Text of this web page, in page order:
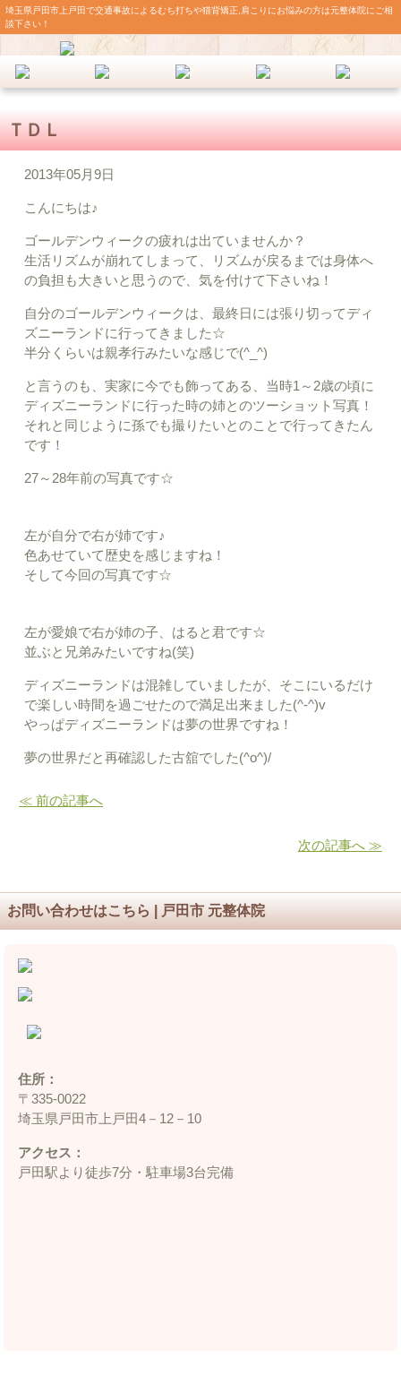
埼玉県戸田市上戸田で交通事故によるむち打ちや猫背矯正,肩こりにお悩みの方は元整体院にご相
談下さい！
ＴＤＬ
2013年05月9日
こんにちは♪
ゴールデンウィークの疲れは出ていませんか？
生活リズムが崩れてしまって、リズムが戻るまでは身体へ
の負担も大きいと思うので、気を付けて下さいね！
自分のゴールデンウィークは、最終日には張り切ってディ
ズニーランドに行ってきました☆
半分くらいは親孝行みたいな感じで(^_^)
と言うのも、実家に今でも飾ってある、当時1～2歳の頃に
ディズニーランドに行った時の姉とのツーショット写真！
それと同じように孫でも撮りたいとのことで行ってきたん
です！
27～28年前の写真です☆
左が自分で右が姉です♪
色あせていて歴史を感じますね！
そして今回の写真です☆
左が愛娘で右が姉の子、はると君です☆
並ぶと兄弟みたいですね(笑)
ディズニーランドは混雑していましたが、そこにいるだけ
で楽しい時間を過ごせたので満足出来ました(^-^)v
やっぱディズニーランドは夢の世界ですね！
夢の世界だと再確認した古舘でした(^o^)/
≪ 前の記事へ
次の記事へ ≫
お問い合わせはこちら | 戸田市 元整体院
住所：
〒335‐0022
埼玉県戸田市上戸田4－12－10
アクセス：
戸田駅より徒歩7分・駐車場3台完備